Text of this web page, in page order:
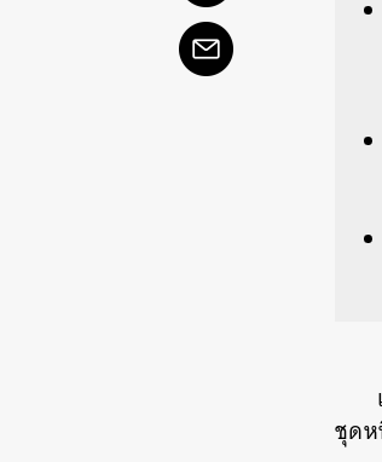
ชุด